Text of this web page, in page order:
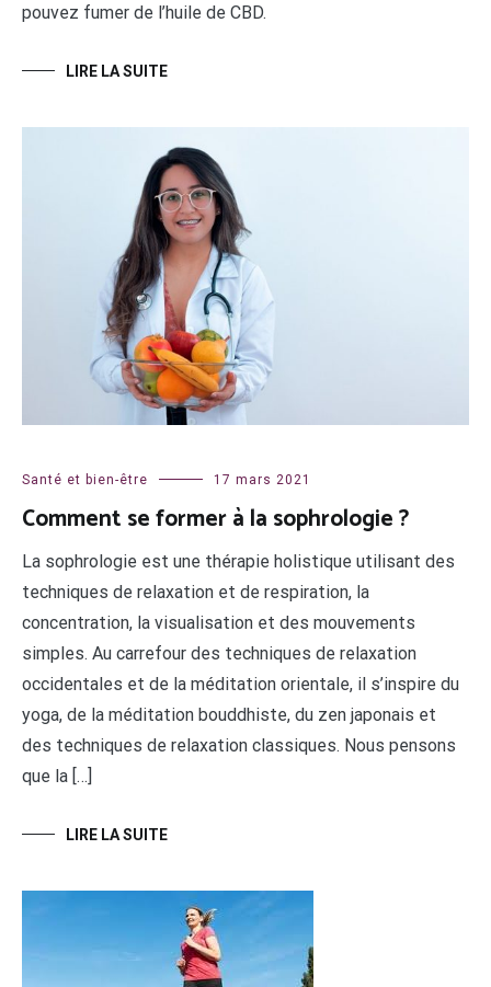
pouvez fumer de l’huile de CBD.
LIRE LA SUITE
Santé et bien-être 17 mars 2021
Comment se former à la sophrologie ?
La sophrologie est une thérapie holistique utilisant des
techniques de relaxation et de respiration, la
concentration, la visualisation et des mouvements
simples. Au carrefour des techniques de relaxation
occidentales et de la méditation orientale, il s’inspire du
yoga, de la méditation bouddhiste, du zen japonais et
des techniques de relaxation classiques. Nous pensons
que la […]
LIRE LA SUITE